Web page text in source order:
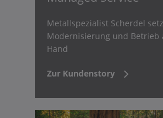
Metallspezialist Scherdel
Modernisierung und Betrieb
Hand
Zur Kundenstory